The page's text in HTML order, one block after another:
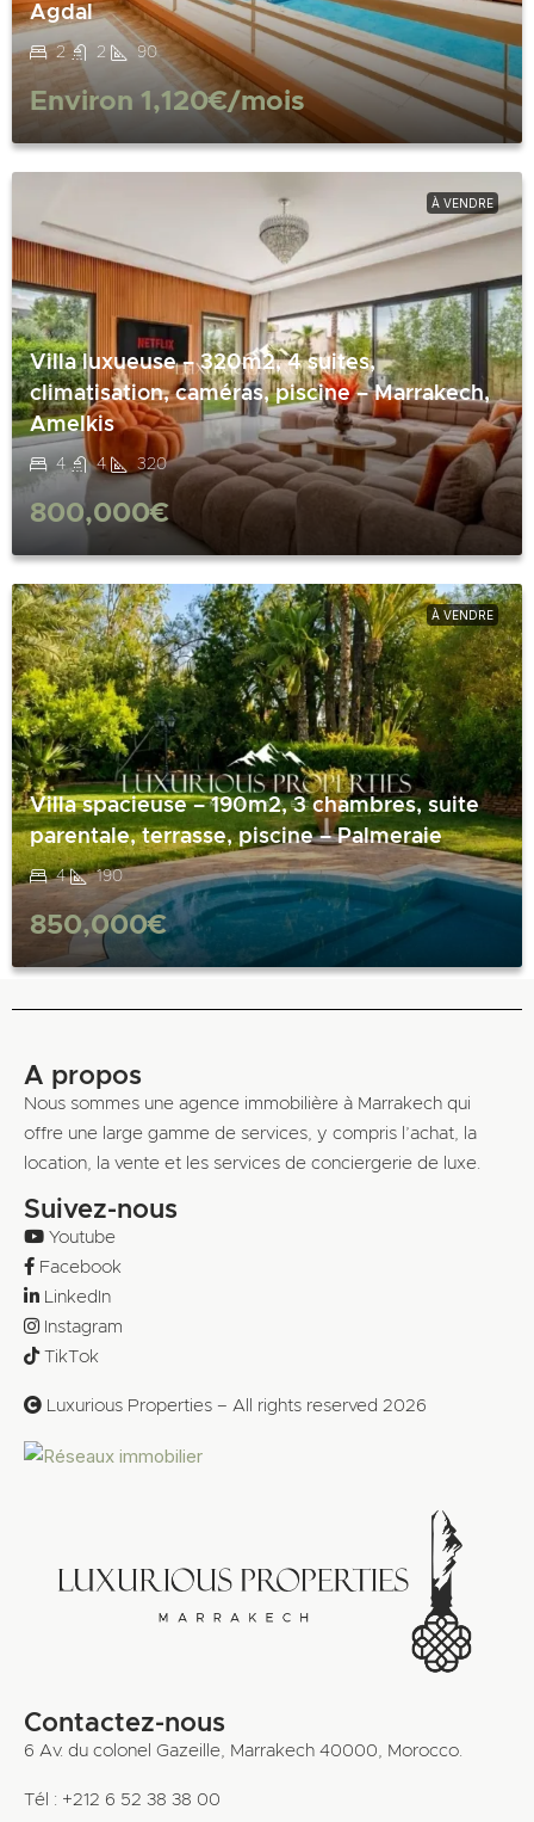
Agdal
2 2 90
Environ 1,120€/mois
À VENDRE
Villa luxueuse – 320m2, 4 suites,
climatisation, caméras, piscine – Marrakech,
Amelkis
4 4 320
800,000€
À VENDRE
Villa spacieuse – 190m2, 3 chambres, suite
parentale, terrasse, piscine – Palmeraie
4 190
850,000€
A propos
Nous sommes une agence immobilière à Marrakech qui
offre une large gamme de services, y compris l’achat, la
location, la vente et les services de conciergerie de luxe.
Suivez-nous
Youtube
Facebook
LinkedIn
Instagram
TikTok
Luxurious Properties – All rights reserved 2026
Contactez-nous
6 Av. du colonel Gazeille, Marrakech 40000, Morocco.
Tél : +212 6 52 38 38 00